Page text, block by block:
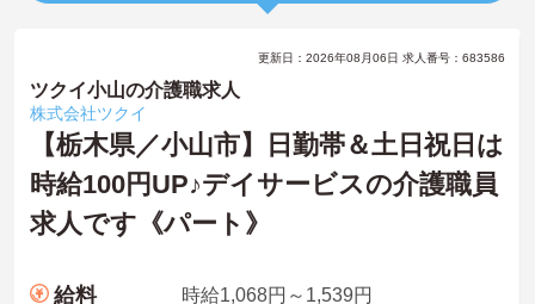
更新日：2026年08月06日 求人番号：683586
ツクイ小山の介護職求人
株式会社ツクイ
【栃木県／小山市】日勤帯＆土日祝日は
時給100円UP♪デイサービスの介護職員
求人です《パート》
給料 時給1,068円～1,539円